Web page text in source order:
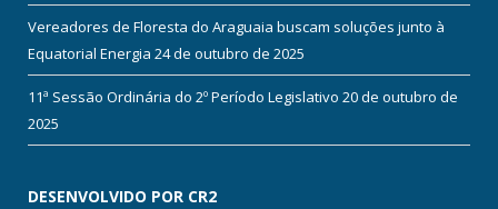
Vereadores de Floresta do Araguaia buscam soluções junto à
Equatorial Energia 24 de outubro de 2025
11ª Sessão Ordinária do 2º Período Legislativo 20 de outubro de
2025
DESENVOLVIDO POR CR2